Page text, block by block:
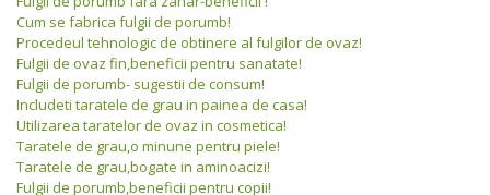
Cum se fabrica fulgii de porumb!
Procedeul tehnologic de obtinere al fulgilor de ovaz!
Fulgii de ovaz fin,beneficii pentru sanatate!
Fulgii de porumb- sugestii de consum!
Includeti taratele de grau in painea de casa!
Utilizarea taratelor de ovaz in cosmetica!
Taratele de grau,o minune pentru piele!
Taratele de grau,bogate in aminoacizi!
Fulgii de porumb,beneficii pentru copii!